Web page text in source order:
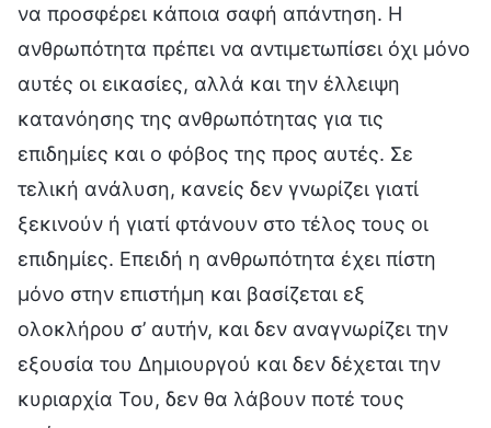
να προσφέρει κάποια σαφή απάντηση. Η
ανθρωπότητα πρέπει να αντιμετωπίσει όχι μόνο
αυτές οι εικασίες, αλλά και την έλλειψη
κατανόησης της ανθρωπότητας για τις
επιδημίες και ο φόβος της προς αυτές. Σε
τελική ανάλυση, κανείς δεν γνωρίζει γιατί
ξεκινούν ή γιατί φτάνουν στο τέλος τους οι
επιδημίες. Επειδή η ανθρωπότητα έχει πίστη
μόνο στην επιστήμη και βασίζεται εξ
ολοκλήρου σ’ αυτήν, και δεν αναγνωρίζει την
εξουσία του Δημιουργού και δεν δέχεται την
κυριαρχία Του, δεν θα λάβουν ποτέ τους